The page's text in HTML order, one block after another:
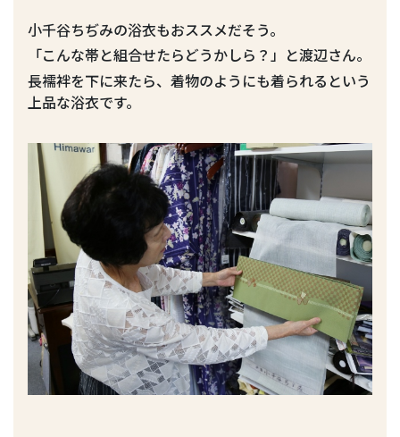
小千谷ちぢみの浴衣もおススメだそう。
「こんな帯と組合せたらどうかしら？」と渡辺さん。
長襦袢を下に来たら、着物のようにも着られるという
上品な浴衣です。